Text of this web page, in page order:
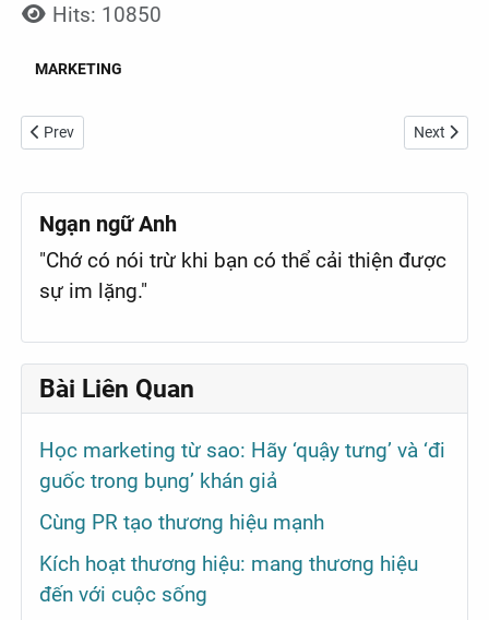
Hits: 10850
MARKETING
Previous article: Trình tự xử lý khiếu nại của khách hàng
Prev Next
Next
Ngạn ngữ Anh
"Chớ có nói trừ khi bạn có thể cải thiện được
sự im lặng."
Bài Liên Quan
Học marketing từ sao: Hãy ‘quậy tưng’ và ‘đi
guốc trong bụng’ khán giả
Cùng PR tạo thương hiệu mạnh
Kích hoạt thương hiệu: mang thương hiệu
đến với cuộc sống